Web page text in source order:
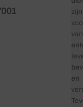
zijn
van
en